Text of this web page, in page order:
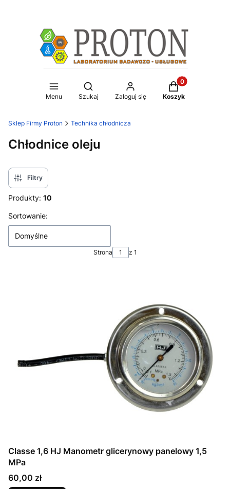
Menu
Otwórz wyszukiwarkę
Szukaj Zaloguj się
Produkty w
Koszyk
Sklep Firmy Proton Technika chłodnicza
Chłodnice oleju
Filtry
Produkty: 10
Lista produktów
Sortowanie:
Domyślne
Strona z 1
Classe 1,6 HJ Manometr glicerynowy panelowy 1,5
MPa
Cena
60,00 zł